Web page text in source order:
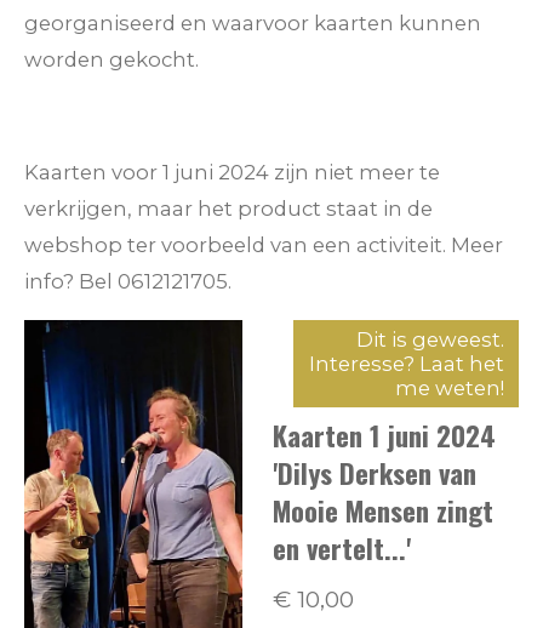
georganiseerd en waarvoor kaarten kunnen
worden gekocht.
Kaarten voor 1 juni 2024 zijn niet meer te
verkrijgen, maar het product staat in de
webshop ter voorbeeld van een activiteit. Meer
info? Bel 0612121705.
Dit is geweest.
Interesse? Laat het
me weten!
Kaarten 1 juni 2024
'Dilys Derksen van
Mooie Mensen zingt
en vertelt...'
€ 10,00